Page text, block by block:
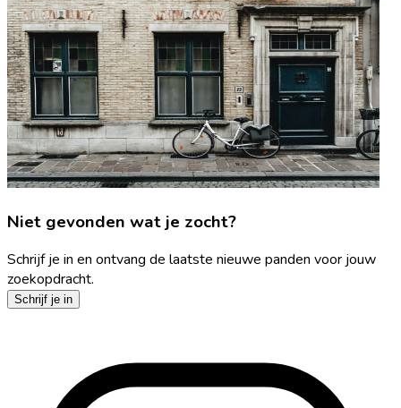
Niet gevonden wat je zocht?
Schrijf je in en ontvang de laatste nieuwe panden voor jouw
zoekopdracht.
Schrijf je in